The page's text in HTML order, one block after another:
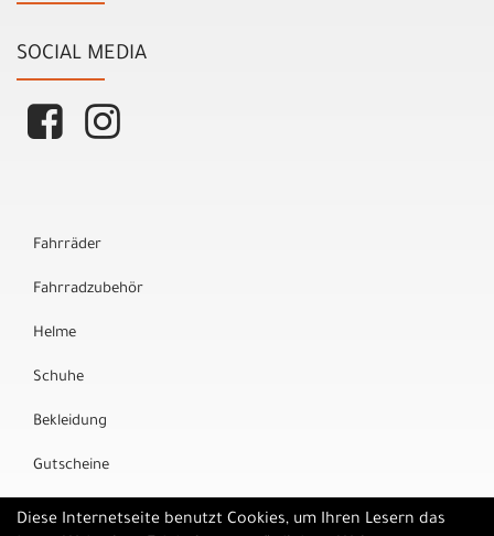
SOCIAL MEDIA
Fahrräder
Fahrradzubehör
Helme
Schuhe
Bekleidung
Gutscheine
Marken
Diese Internetseite benutzt Cookies, um Ihren Lesern das